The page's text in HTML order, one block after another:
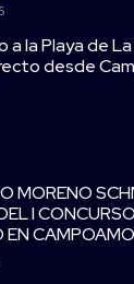
a la Playa de
desde
MORENO
I
EN